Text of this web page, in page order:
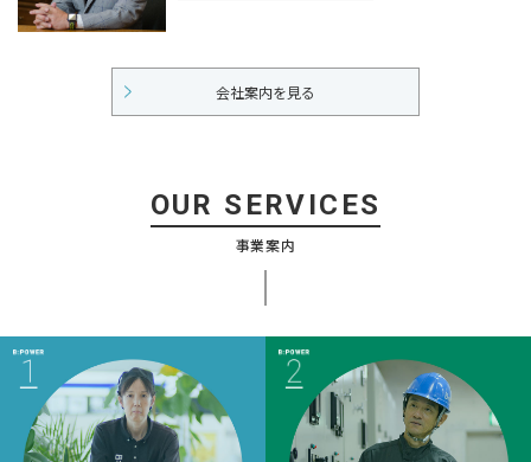
会社案内を見る
OUR SERVICES
事業案内